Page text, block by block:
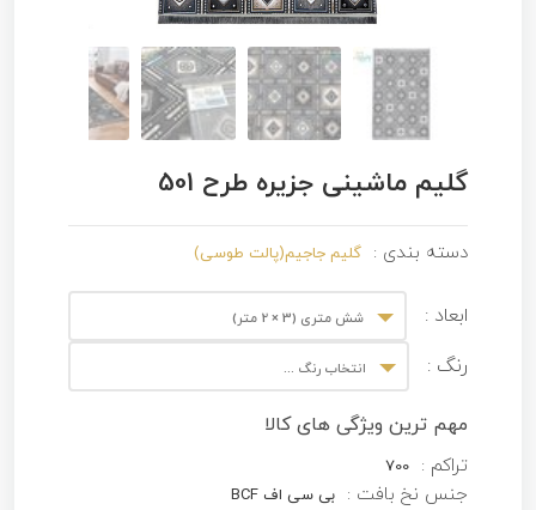
گلیم ماشینی جزیره طرح 501
دسته بندی : گلیم جاجیم(پالت طوسی)
ابعاد : شش متری (3 × 2 متر)
رنگ : انتخاب رنگ ...
مهم ترین ویژگی های کالا
تراکم : 700
جنس نخ بافت : بی سی اف BCF